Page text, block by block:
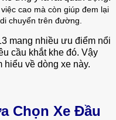
cao mà còn giúp đem lại
chuyển trên đường.
mang nhiều ưu điểm nổi
cầu khắt khe đó. Vậy
hiểu về dòng xe này.
Chọn Xe Đầu